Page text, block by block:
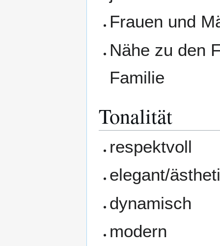
Frauen und
Nähe zu den
Familie
Tonalität
respektvoll
elegant/
dynamisch
modern